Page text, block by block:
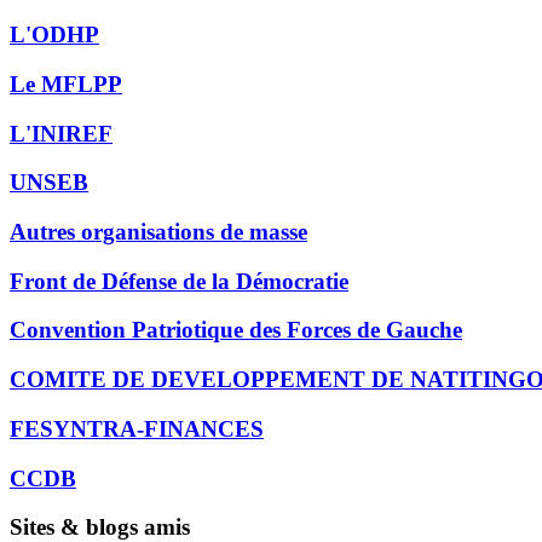
L'ODHP
Le MFLPP
L'INIREF
UNSEB
Autres organisations de masse
Front de Défense de la Démocratie
Convention Patriotique des Forces de Gauche
COMITE DE DEVELOPPEMENT DE
FESYNTRA-FINANCES
CCDB
Sites & blogs amis